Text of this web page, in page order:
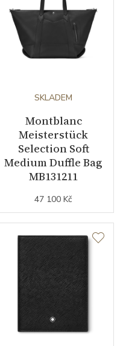
SKLADEM
Montblanc
Meisterstück
Selection Soft
Medium Duffle Bag
MB131211
47 100 Kč